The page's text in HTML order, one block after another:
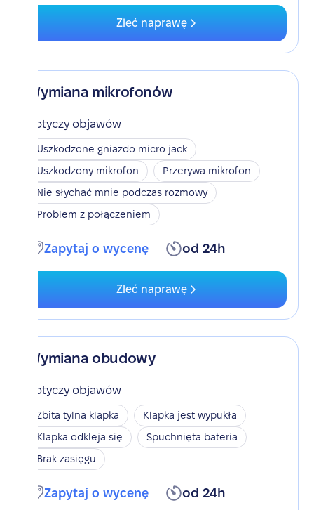
Zleć naprawę
Wymiana mikrofonów
Dotyczy objawów
Uszkodzone gniazdo micro jack
Uszkodzony mikrofon
Przerywa mikrofon
Nie słychać mnie podczas rozmowy
Problem z połączeniem
Zapytaj o wycenę od 24h
Zleć naprawę
Wymiana obudowy
Dotyczy objawów
Zbita tylna klapka
Klapka jest wypukła
Klapka odkleja się
Spuchnięta bateria
Brak zasięgu
Zapytaj o wycenę od 24h